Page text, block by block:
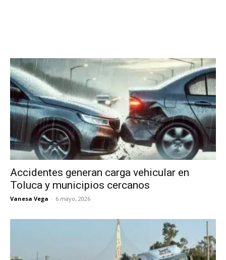
Accidentes generan carga vehicular en
Toluca y municipios cercanos
Vanesa Vega - 6 mayo, 2026